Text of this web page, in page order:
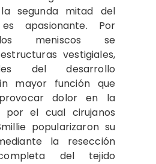
segunda mitad del
apasionante. Por
meniscos se
vestigiales,
del desarrollo
mayor función que
dolor en la
por el cual cirujanos
popularizaron su
la resección
del tejido